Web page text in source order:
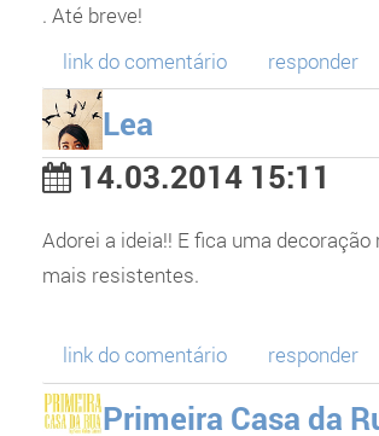
. Até breve!
link do comentário
responder
Lea
14.03.2014 15:11
Adorei a ideia!! E fica uma
mais resistentes.
link do comentário responder
Primeira Casa da